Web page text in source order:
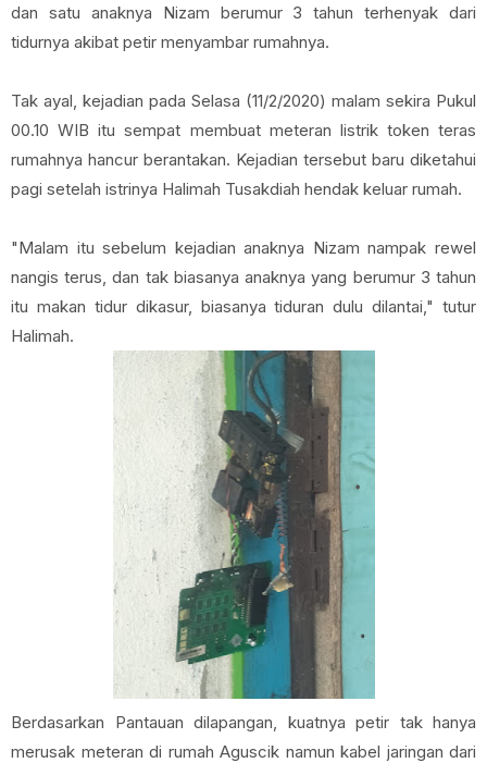
dan satu anaknya Nizam berumur 3 tahun terhenyak dari
tidurnya akibat petir menyambar rumahnya.
Tak ayal, kejadian pada Selasa (11/2/2020) malam sekira Pukul
00.10 WIB itu sempat membuat meteran listrik token teras
rumahnya hancur berantakan. Kejadian tersebut baru diketahui
pagi setelah istrinya Halimah Tusakdiah hendak keluar rumah.
"Malam itu sebelum kejadian anaknya Nizam nampak rewel
nangis terus, dan tak biasanya anaknya yang berumur 3 tahun
itu makan tidur dikasur, biasanya tiduran dulu dilantai," tutur
Halimah.
Berdasarkan Pantauan dilapangan, kuatnya petir tak hanya
merusak meteran di rumah Aguscik namun kabel jaringan dari